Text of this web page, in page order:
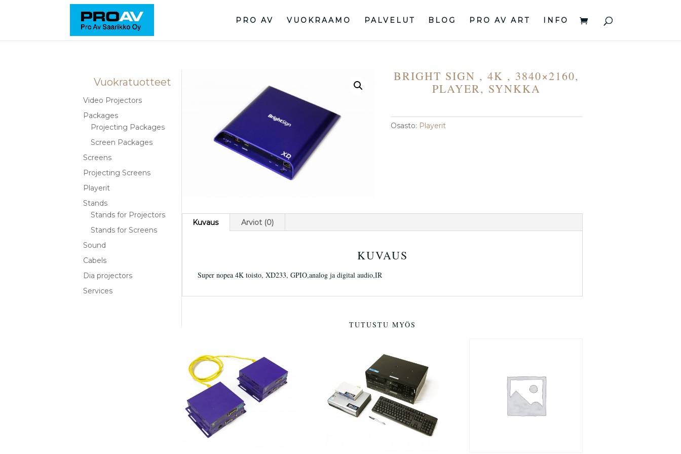
PRO AV VUOKRAAMO PALVELUT BLOG PRO AV ART INFO
BRIGHT SIGN , 4K , 3840×2160,
PLAYER, SYNKKA
Osasto: Playerit
Kuvaus Arviot (0)
KUVAUS
Super nopea 4K toisto, XD233, GPIO,analog ja digital audio,IR
TUTUSTU MYÖS
Vuokratuotteet
Video Projectors
Packages
Projecting Packages
Screen Packages
Screens
Projecting Screens
Playerit
Stands
Stands for Projectors
Stands for Screens
Sound
Cabels
Dia projectors
Services